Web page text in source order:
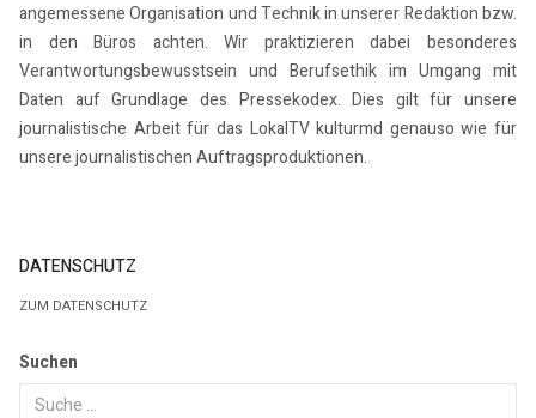
angemessene Organisation und Technik in unserer Redaktion bzw.
in den Büros achten. Wir praktizieren dabei besonderes
Verantwortungsbewusstsein und Berufsethik im Umgang mit
Daten auf Grundlage des Pressekodex. Dies gilt für unsere
journalistische Arbeit für das LokalTV kulturmd genauso wie für
unsere journalistischen Auftragsproduktionen.
DATENSCHUTZ
ZUM DATENSCHUTZ
Suchen